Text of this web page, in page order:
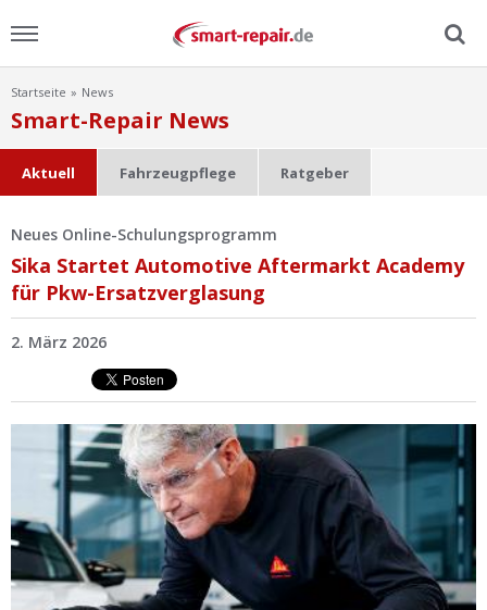
Home
Ratgeber
FAQ
Video
Ist Ihre Werkstatt schon dabei?
Kostenlos eintragen
Werkstatt Login
Startseite News
Smart-Repair News
Aktuell Fahrzeugpflege Ratgeber
Neues Online-Schulungsprogramm
Sika Startet Automotive Aftermarkt Academy
für Pkw-Ersatzverglasung
2. März 2026